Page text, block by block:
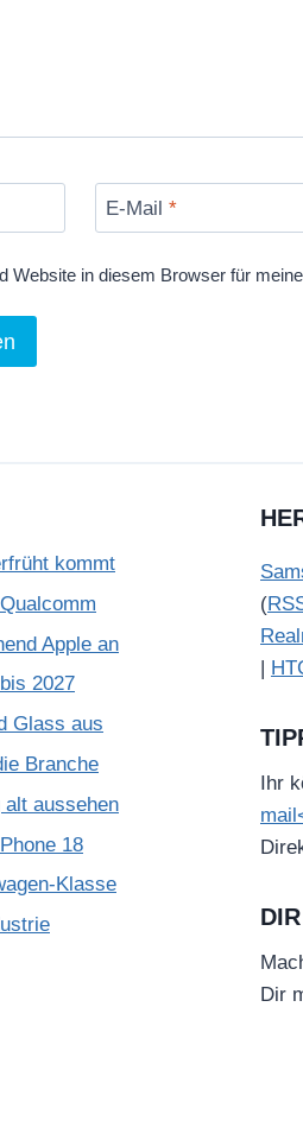
E-Mail *
Website in diesem Browser für
kommt
Apple an
2027
Glass aus
Branche
aussehen
18
Klasse
(
|
Ihr
Dir